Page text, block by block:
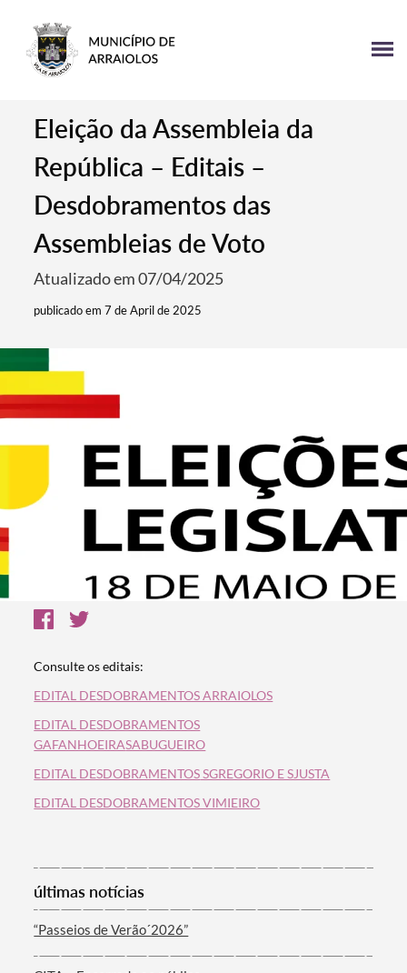
Termo de Pesquisa
Eleição da Assembleia da
República – Editais –
Desdobramentos das
Assembleias de Voto
Atualizado em 07/04/2025
publicado em 7 de April de 2025
Consulte os editais:
EDITAL DESDOBRAMENTOS ARRAIOLOS
EDITAL DESDOBRAMENTOS
GAFANHOEIRASABUGUEIRO
EDITAL DESDOBRAMENTOSSGREGORIO E SJUSTA
EDITAL DESDOBRAMENTOS VIMIEIRO
últimas notícias
“Passeios de Verão´2026”